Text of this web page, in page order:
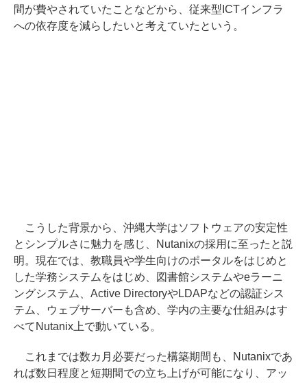
間が費やされていたことなどから、従来型ICTインフラ
への依存度を減らしたいと考えていたという。
こうした背景から、沖縄大学はソフトウェアの安定性
とシンプルさに魅力を感じ、Nutanixの採用に至ったと説
明。現在では、教職員や学生向けのポータルをはじめと
した学務システムをはじめ、図書館システムやeラーニ
ングシステム、Active DirectoryやLDAPなどの認証シス
テム、ウェブサーバーも含め、学内の主要な仕組みはす
べてNutanix上で動いている。
これまでは数カ月必要だった構築期間も、Nutanixであ
れば数日程度と短期間での立ち上げが可能になり、アッ